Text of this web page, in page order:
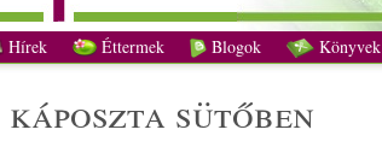
Hírek Éttermek Blogok Könyvek
káposzta sütőben